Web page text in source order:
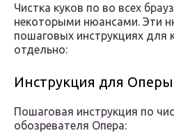
Чистка куков по во всех
некоторыми нюансами. Эти
пошаговых инструкциях для
отдельно:
Инструкция для Оперы
Пошаговая инструкция по
обозревателя Опера: